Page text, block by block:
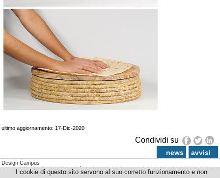
ultimo aggiornamento: 17-Dic-2020
Condividi su
news avvisi
Design Campus
© Copyright 2012-2026 Università degli Studi di Firenze - p.iva | cod.fiscale 01279680480
I cookie di questo sito servono al suo corretto funzionamento e non